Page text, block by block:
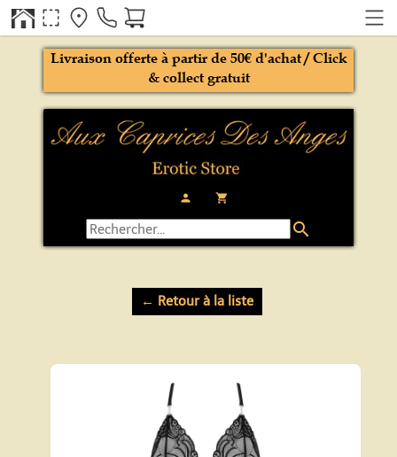
person local_grocery_store
Livraison offerte à partir de 50€ d'achat / Click
& collect gratuit
search
← Retour à la liste